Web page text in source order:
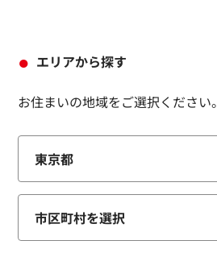
エリアから探す
お住まいの地域をご選択ください。